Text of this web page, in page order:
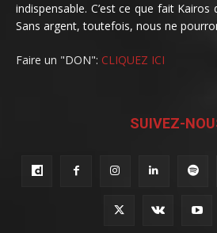
indispensable. C’est ce que fait Kairos
Sans argent, toutefois, nous ne
Faire un "DON": CLIQUEZ ICI
SUIVEZ-